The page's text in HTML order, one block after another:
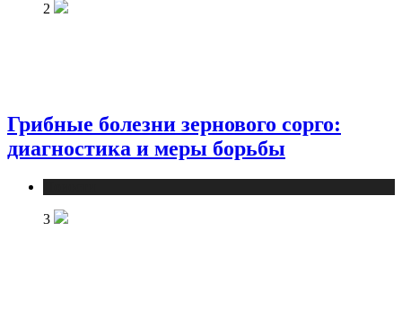
2
Грибные болезни зернового сорго:
диагностика и меры борьбы
3